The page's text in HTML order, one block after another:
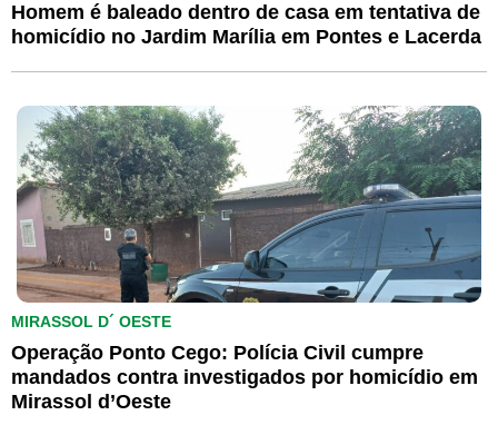
Homem é baleado dentro de casa em tentativa de
homicídio no Jardim Marília em Pontes e Lacerda
MIRASSOL D´ OESTE
Operação Ponto Cego: Polícia Civil cumpre
mandados contra investigados por homicídio em
Mirassol d’Oeste